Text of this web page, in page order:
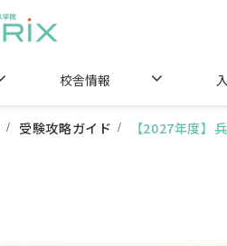
校舎情報
受験攻略ガイド 【2027年度】